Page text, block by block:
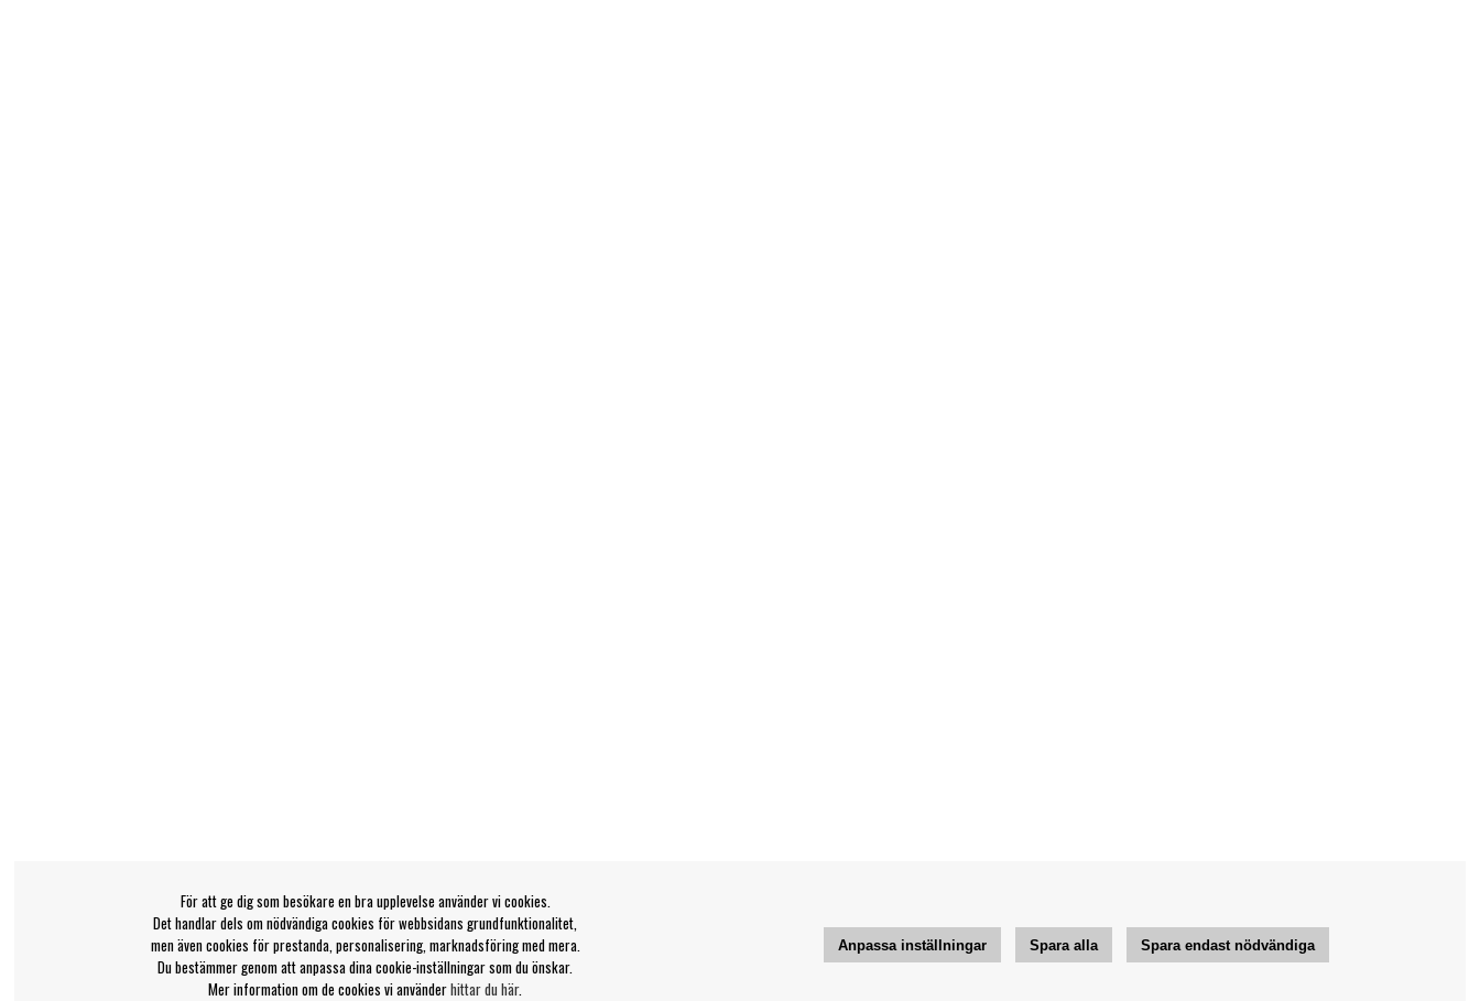
För att ge dig som besökare en bra upplevelse använder vi cookies.
Det handlar dels om nödvändiga cookies för webbsidans grundfunktionalitet,
men även cookies för prestanda, personalisering, marknadsföring med mera.
Du bestämmer genom att anpassa dina cookie-inställningar som du önskar.
Mer information om de cookies vi använderhittar du här.
Anpassa inställningar Spara alla Spara endast nödvändiga